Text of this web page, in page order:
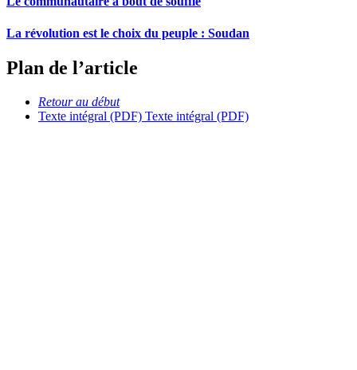
La révolution est le choix du peuple : Soudan
Plan de l’article
Retour au début
Texte intégral (PDF) Texte intégral (PDF)